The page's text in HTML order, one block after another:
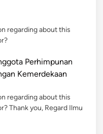
regarding about this
Perhimpunan
Kemerdekaan
regarding about this
Thank you, Regard Ilmu